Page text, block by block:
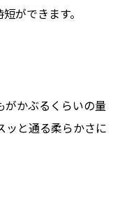
ができます。
がかぶるくらいの量
ッと通る柔らかさに